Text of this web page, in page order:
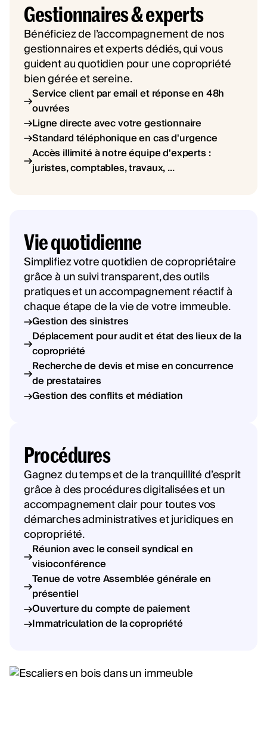
Gestionnaires & experts
Bénéficiez de l’accompagnement de nos
gestionnaires et experts dédiés, qui vous
guident au quotidien pour une copropriété
bien gérée et sereine.
Service client par email et réponse en 48h
ouvrées
Ligne directe avec votre gestionnaire
Standard téléphonique en cas d'urgence
Accès illimité à notre équipe d'experts :
juristes, comptables, travaux, ...
Vie quotidienne
Simplifiez votre quotidien de copropriétaire
grâce à un suivi transparent, des outils
pratiques et un accompagnement réactif à
chaque étape de la vie de votre immeuble.
Gestion des sinistres
Déplacement pour audit et état des lieux de la
copropriété
Recherche de devis et mise en concurrence
de prestataires
Gestion des conflits et médiation
Procédures
Gagnez du temps et de la tranquillité d’esprit
grâce à des procédures digitalisées et un
accompagnement clair pour toutes vos
démarches administratives et juridiques en
copropriété.
Réunion avec le conseil syndical en
visioconférence
Tenue de votre Assemblée générale en
présentiel
Ouverture du compte de paiement
Immatriculation de la copropriété